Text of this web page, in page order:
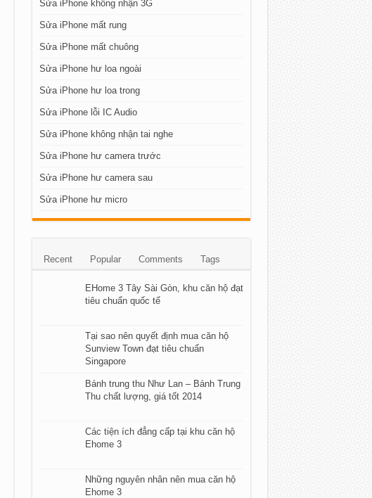
Sửa iPhone không nhận 3G
Sửa iPhone mất rung
Sửa iPhone mất chuông
Sửa iPhone hư loa ngoài
Sửa iPhone hư loa trong
Sửa iPhone lỗi IC Audio
Sửa iPhone không nhận tai nghe
Sửa iPhone hư camera trước
Sửa iPhone hư camera sau
Sửa iPhone hư micro
Recent Popular Comments Tags
EHome 3 Tây Sài Gòn, khu căn hộ đạt
tiêu chuẩn quốc tế
Tại sao nên quyết định mua căn hộ
Sunview Town đạt tiêu chuẩn
Singapore
Bánh trung thu Như Lan – Bánh Trung
Thu chất lượng, giá tốt 2014
Các tiện ích đẳng cấp tại khu căn hộ
Ehome 3
Những nguyên nhân nên mua căn hộ
Ehome 3